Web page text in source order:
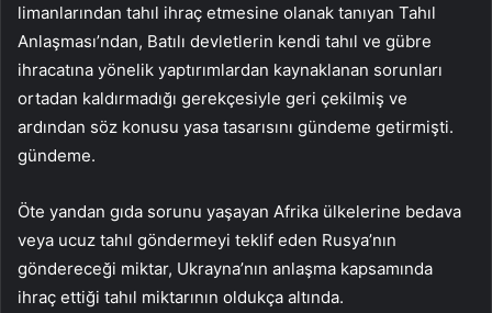
limanlarından tahıl ihraç etmesine olanak tanıyan Tahıl
Anlaşması’ndan, Batılı devletlerin kendi tahıl ve gübre
ihracatına yönelik yaptırımlardan kaynaklanan sorunları
ortadan kaldırmadığı gerekçesiyle geri çekilmiş ve
ardından söz konusu yasa tasarısını gündeme getirmişti.
gündeme.
Öte yandan gıda sorunu yaşayan Afrika ülkelerine bedava
veya ucuz tahıl göndermeyi teklif eden Rusya’nın
göndereceği miktar, Ukrayna’nın anlaşma kapsamında
ihraç ettiği tahıl miktarının oldukça altında.